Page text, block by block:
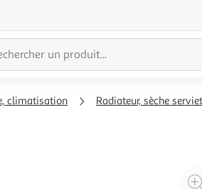
climatisation Radiateur, sèche